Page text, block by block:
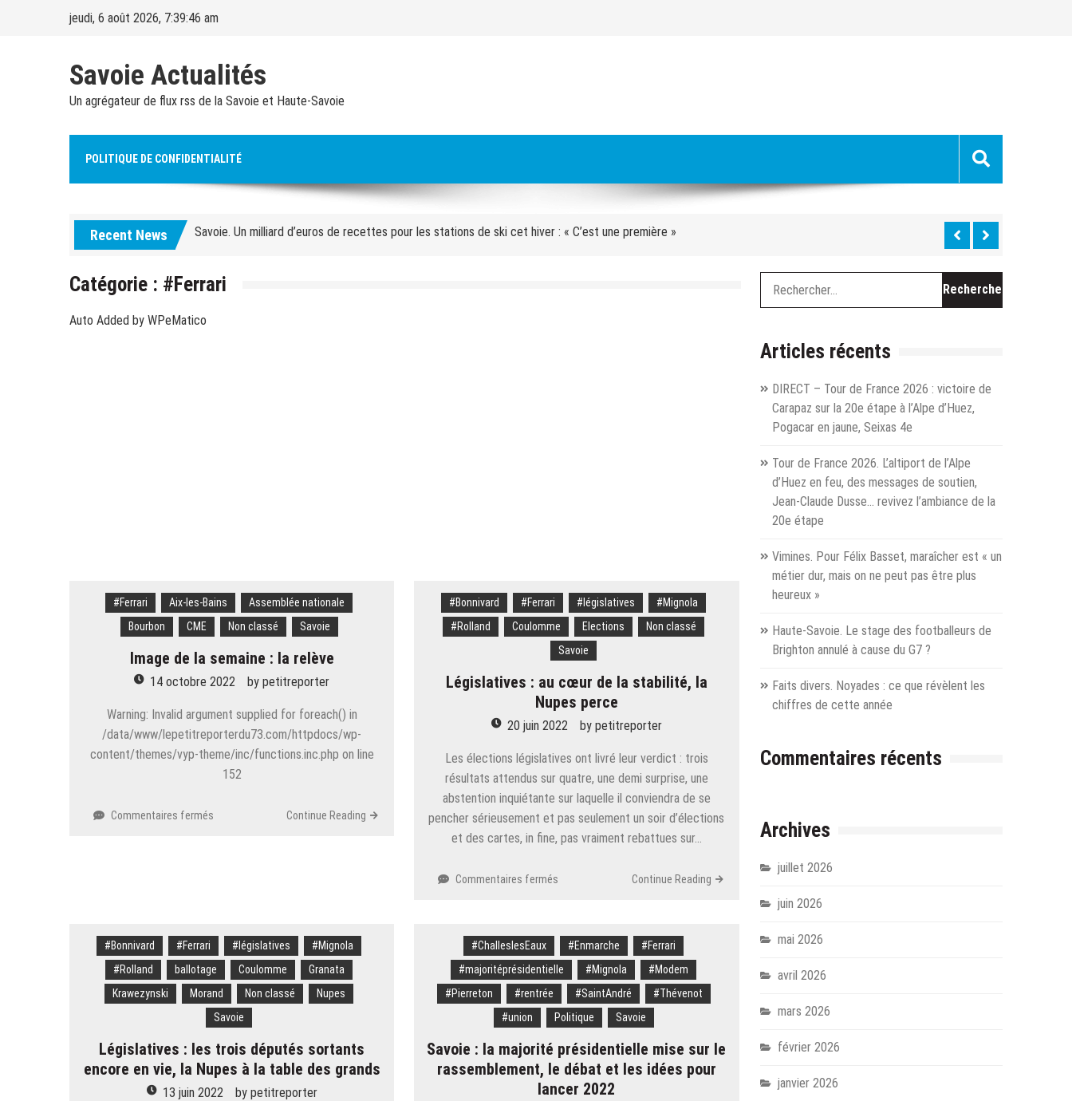
jeudi, 6 août 2026, 7:39:47 am
Savoie Actualités
Un agrégateur de flux rss de la Savoie et Haute-Savoie
POLITIQUE DE CONFIDENTIALITÉ
Recent News
Alpes françaises. Quarante ouvrages à livrer pour les JO 2030 : « On va y arriver, on n’a aucune alerte rouge »
Courchevel. Un ouvrier de 30 ans meurt écrasé sous un bloc de béton
Jeux olympiques d’hiver. Le CIO approuve la carte des sites des Alpes 2030 avec Val d’Isère
Ski-alpinisme. « L’idée sera de faire de la cohésion » : pourquoi l’équipe de France se retrouve au pied du Ventoux cette semaine
Savoie. « Les dégâts sont colossaux » : quatre mois après l’incendie de l’hôtel des Grandes Alpes à Courchevel, le long travail de curage
Catégorie : #Ferrari
Auto Added by WPeMatico
#Ferrari Aix-les-Bains
Assemblée nationale
Bourbon
CME Non classé Savoie
Image de la semaine : la relève
14 octobre 2022 bypetitreporter
Warning: Invalid argument supplied for foreach() in
/data/www/lepetitreporterdu73.com/httpdocs/wp-
content/themes/vyp-theme/inc/functions.inc.php on line
152
Commentaires fermés Continue Reading
#Bonnivard #Ferrari #législatives
#Mignola
#Rolland
Coulomme Elections
Non classé
Savoie
Législatives : au cœur de la stabilité, la
Nupes perce
20 juin 2022 by petitreporter
Les élections législatives ont livré leur verdict : trois
résultats attendus sur quatre, une demi surprise, une
abstention inquiétante sur laquelle il conviendra de se
pencher sérieusement et pas seulement un soir d’élections
et des cartes, in fine, pas vraiment rebattues sur…
Commentaires fermés
cœur
de
la
stabilité,
la
Nupes
perce
Continue Reading
#Bonnivard #Ferrari #législatives
#Mignola
#Rolland
ballotage Coulomme
Granata
Krawezynski
Morand Non classé
Nupes
Savoie
Législatives : les trois députés sortants
encore en vie, la Nupes à la table des grands
13 juin 2022 by petitreporter
#ChalleslesEaux #Enmarche
#Ferrari
#majoritéprésidentielle
#Mignola
#Modem
#Pierreton
#rentrée #SaintAndré
#Thévenot
#union
Politique Savoie
Savoie : la majorité présidentielle mise sur le
rassemblement, le débat et les idées pour
lancer 2022
Articles récents
DIRECT – Tour de France 2026 : victoire de
Carapaz sur la 20e étape à l’Alpe d’Huez,
Pogacar en jaune, Seixas 4e
Tour de France 2026. L’altiport de l’Alpe
d’Huez en feu, des messages de soutien,
Jean-Claude Dusse… revivez l’ambiance de la
20e étape
Vimines. Pour Félix Basset, maraîcher est « un
métier dur, mais on ne peut pas être plus
heureux »
Haute-Savoie. Le stage des footballeurs de
Brighton annulé à cause du G7 ?
Faits divers. Noyades : ce que révèlent les
chiffres de cette année
Commentaires récents
Archives
juillet 2026
juin 2026
mai 2026
avril 2026
mars 2026
février 2026
janvier 2026